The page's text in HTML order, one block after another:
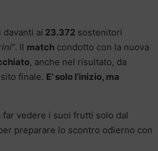
davanti ai 23.372 sostenitori
“. Il match condotto con la nuova
, anche nel risultato, da
finale. E’ solo l’inizio, ma
far vedere i suoi frutti solo dal
preparare lo scontro odierno con